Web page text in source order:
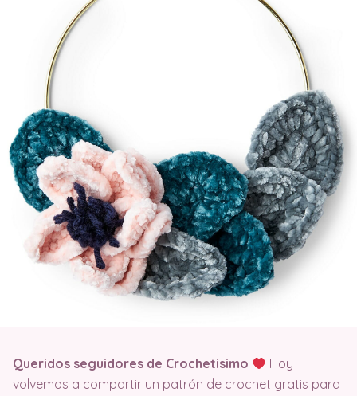
Queridos seguidores de Crochetisimo
Hoy
volvemos a compartir un patrón de crochet gratis para